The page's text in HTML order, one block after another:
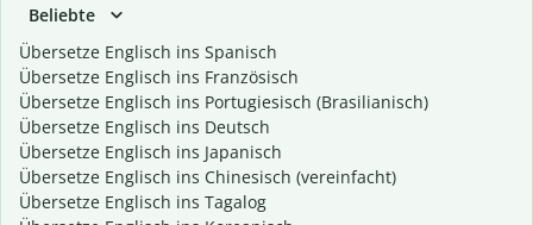
Beliebte
Übersetze Englisch ins Spanisch
Übersetze Englisch ins Französisch
Übersetze Englisch ins Portugiesisch (Brasilianisch)
Übersetze Englisch ins Deutsch
Übersetze Englisch ins Japanisch
Übersetze Englisch ins Chinesisch (vereinfacht)
Übersetze Englisch ins Tagalog